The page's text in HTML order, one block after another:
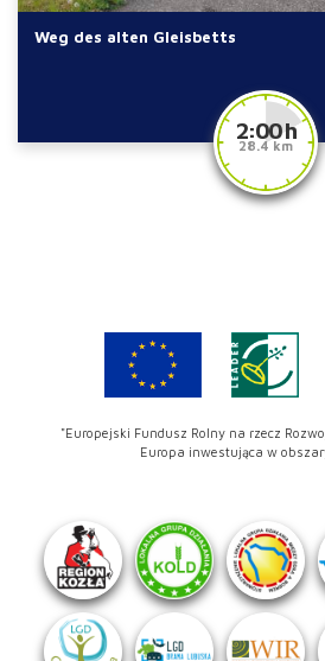
Weg des alten Gleisbetts
2:00 h
28.4 km
"Europejski Fundusz Rolny na rzecz
Europa inwestująca w